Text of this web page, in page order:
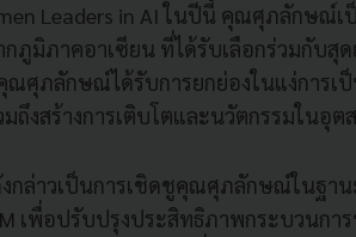
Leaders in AI ในปีนี้ คุณศุภลักษณ์
ภูมิภาคอาเซียน ที่ได้รับเลือกร่วมกับสุ
ณศุภลักษณ์ได้รับการยกย่องในแง่การเ
มถึงสร้างการเติบโตและนวัตกรรมในอุ
งกล่าวเป็นการเชิดชูคุณศุภลักษณ์ในฐา
เพื่อปรับปรุงประสิทธิภาพกระบวนก